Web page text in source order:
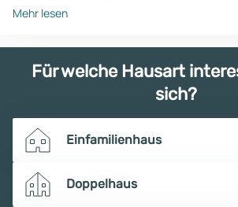
Mehr lesen
Für welche Hausart
sich?
Einfamilienhaus
Doppelhaus